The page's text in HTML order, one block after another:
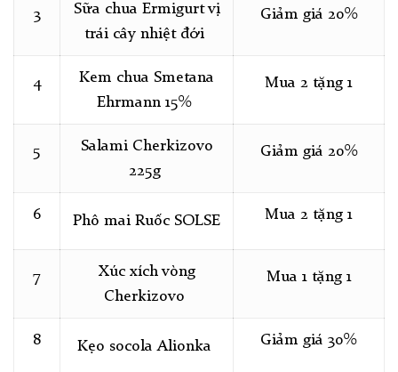
3
Sữa chua Ermigurt vị
trái cây nhiệt đới
Giảm giá 20%
4
Kem chua Smetana
Ehrmann 15%
Mua 2 tặng 1
5
Salami Cherkizovo
225g
Giảm giá 20%
6 Phô mai Ruốc SOLSE Mua 2 tặng 1
7
Xúc xích vòng
Cherkizovo
Mua 1 tặng 1
8 Kẹo socolaAlionka Giảm giá 30%